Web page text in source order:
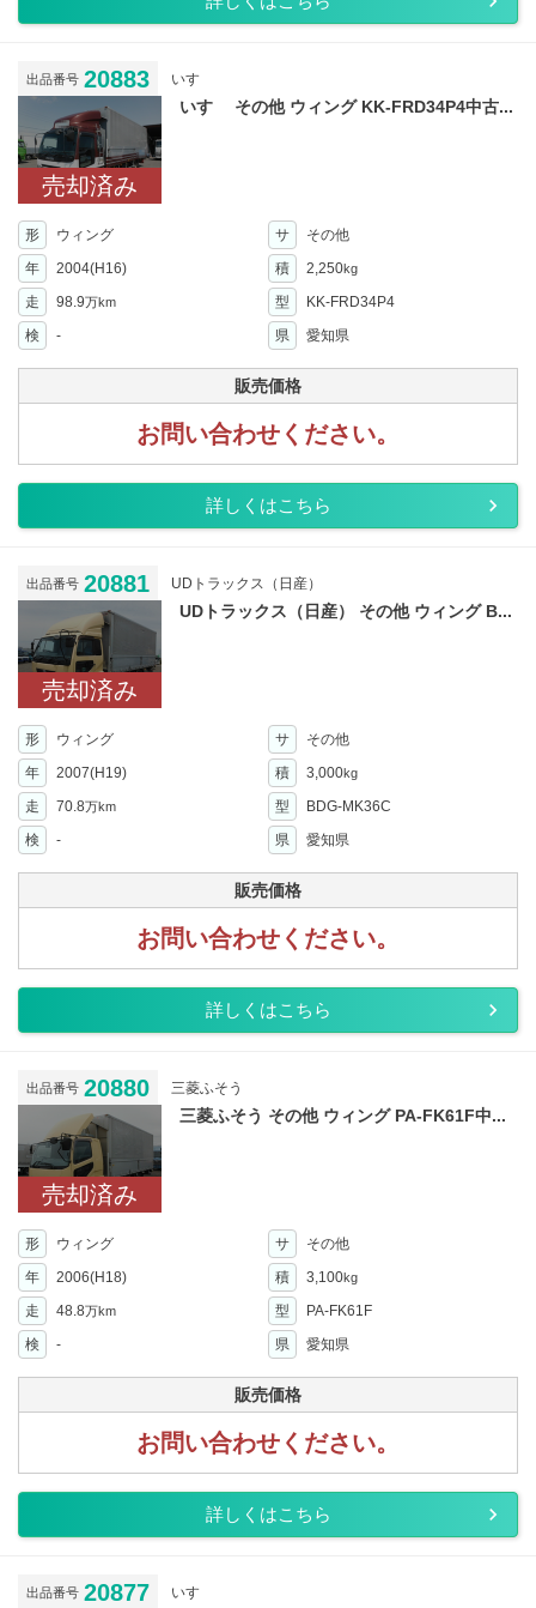
出品番号 20883 いすゞ
売却済み
いすゞ その他 ウィング KK-FRD34P4中古...
形 ウィング サ
その他
年
2004(H16) 積 2,250kg
走 98.9万km 型
KK-FRD34P4
検
- 県 愛知県
販売価格
お問い合わせください。
詳しくはこちら
出品番号 20881 UDトラックス（日産）
売却済み
UDトラックス（日産） その他 ウィング B...
形 ウィング サ
その他
年
2007(H19) 積 3,000kg
走 70.8万km 型
BDG-MK36C
検
- 県 愛知県
販売価格
お問い合わせください。
詳しくはこちら
出品番号 20880 三菱ふそう
売却済み
三菱ふそう その他 ウィング PA-FK61F中...
形 ウィング サ
その他
年
2006(H18) 積 3,100kg
走 48.8万km 型
PA-FK61F
検
- 県 愛知県
販売価格
お問い合わせください。
詳しくはこちら
出品番号 20877 いすゞ